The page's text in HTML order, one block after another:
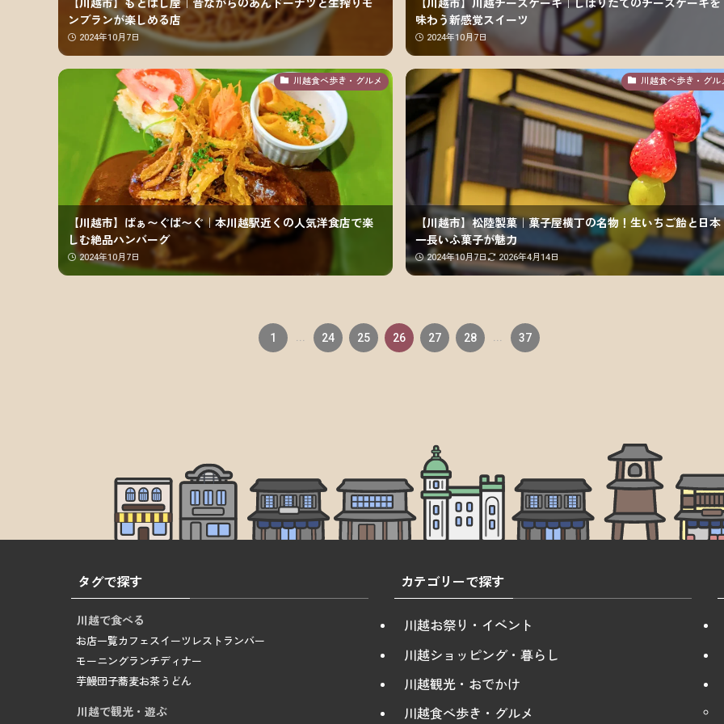
【川越市】もとはし屋｜昔ながらのあんドーナツと生搾りモ
ンブランが楽しめる店
2024年10月7日
【川越市】川越チーズケーキ｜しぼりたてのチーズケーキを
味わう新感覚スイーツ
2024年10月7日
川越食べ歩き・グルメ
【川越市】ばぁ〜ぐば〜ぐ｜本川越駅近くの人気洋食店で楽
しむ絶品ハンバーグ
2024年10月7日
川越食べ歩き・グル
【川越市】松陸製菓｜菓子屋横丁の名物！生いちご飴と日本
一長いふ菓子が魅力
2024年10月7日 2026年4月14日
1 24 25 26 27 28 37
タグで探す
川越で食べる
お店一覧カフェ スイーツ レストランバー
モーニングランチディナー
芋鰻団子蕎麦お茶 うどん
川越で観光・遊ぶ
カテゴリーで探す
川越お祭り・イベント
川越ショッピング・暮らし
川越観光・おでかけ
川越食べ歩き・グルメ